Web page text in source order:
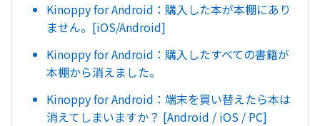
Kinoppy for Android：購入した本が本棚にあり
ません。[iOS/Android]
Kinoppy for Android：購入したすべての書籍が
本棚から消えました。
Kinoppy for Android：端末を買い替えたら本は
消えてしまいますか？ [Android / iOS / PC]